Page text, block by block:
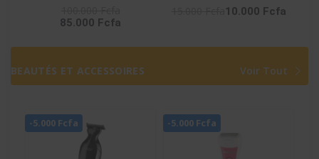
Bt / Ai Sonic / Hdmi
85.000 Fcfa
-HIFI_S9
10.000 Fcfa
BEAUTÉS ET ACCESSOIRES Voir Tout
-5.000 Fcfa -5.000 Fcfa